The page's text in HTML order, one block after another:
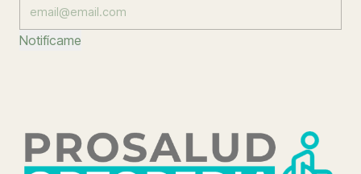
Notifícame